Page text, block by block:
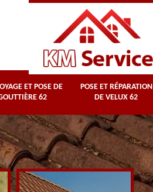
ET POSE DE
62
POSE ET RÉPARATION
DE VELUX 62